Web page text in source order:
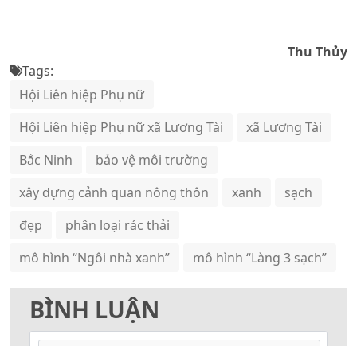
Thu Thủy
Tags:
Hội Liên hiệp Phụ nữ
Hội Liên hiệp Phụ nữ xã Lương Tài
xã Lương Tài
Bắc Ninh
bảo vệ môi trường
xây dựng cảnh quan nông thôn
xanh
sạch
đẹp
phân loại rác thải
mô hình “Ngôi nhà xanh”
mô hình “Làng 3 sạch”
BÌNH LUẬN